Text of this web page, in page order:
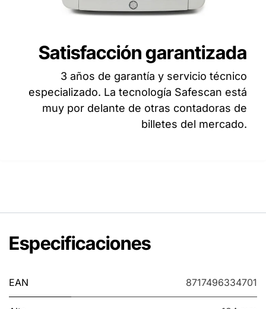
Satisfacción garantizada
3 años de garantía y servicio técnico
especializado. La tecnología Safescan está
muy por delante de otras contadoras de
billetes del mercado.
Especificaciones
EAN 8717496334701